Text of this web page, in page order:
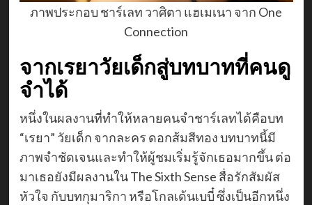
ภาพประกอบ ชาร์เลท วาศิตา แฮเมเนา จาก One
Connection
จากเรยาวัยเด็กสู่บทบาทที่คนดู
จำได้
หนึ่งในผลงานที่ทำให้หลายคนจำชาร์เลทได้คือบท
“เรยา” วัยเด็ก จากละคร ดอกส้มสีทอง บทบาทนี้มี
ภาพจำชัดเจนและทำให้ผู้ชมเริ่มรู้จักเธอมากขึ้น ต่อ
มาเธอยังมีผลงานใน The Sixth Sense สื่อรักสัมผัส
หัวใจ กับบทกุมาริกา หรือโกลเด้นเบบี๋ ซึ่งเป็นอีกหนึ่ง